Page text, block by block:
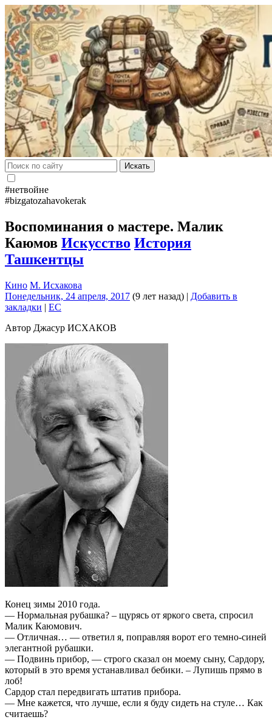
Искать
#нетвойне
#bizgatozahavokerak
Воспоминания о мастере. Малик
Каюмов Искусство История
Ташкентцы
Кино М. Исхакова
Понедельник, 24 апреля, 2017 (9 лет назад) | Добавить в
закладки | EC
Автор Джасур ИСХАКОВ
Конец зимы 2010 года.
— Нормальная рубашка? – щурясь от яркого света, спросил
Малик Каюмович.
— Отличная… — ответил я, поправляя ворот его темно-синей
элегантной рубашки.
— Подвинь прибор, — строго сказал он моему сыну, Сардору,
который в это время устанавливал бебики. – Лупишь прямо в
лоб!
Сардор стал передвигать штатив прибора.
— Мне кажется, что лучше, если я буду сидеть на стуле… Как
считаешь?